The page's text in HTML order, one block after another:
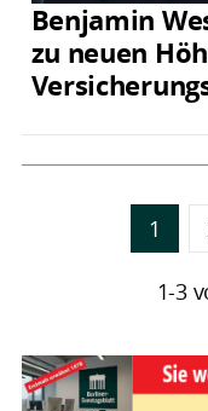
Benjamin
zu neuen
1
1-3